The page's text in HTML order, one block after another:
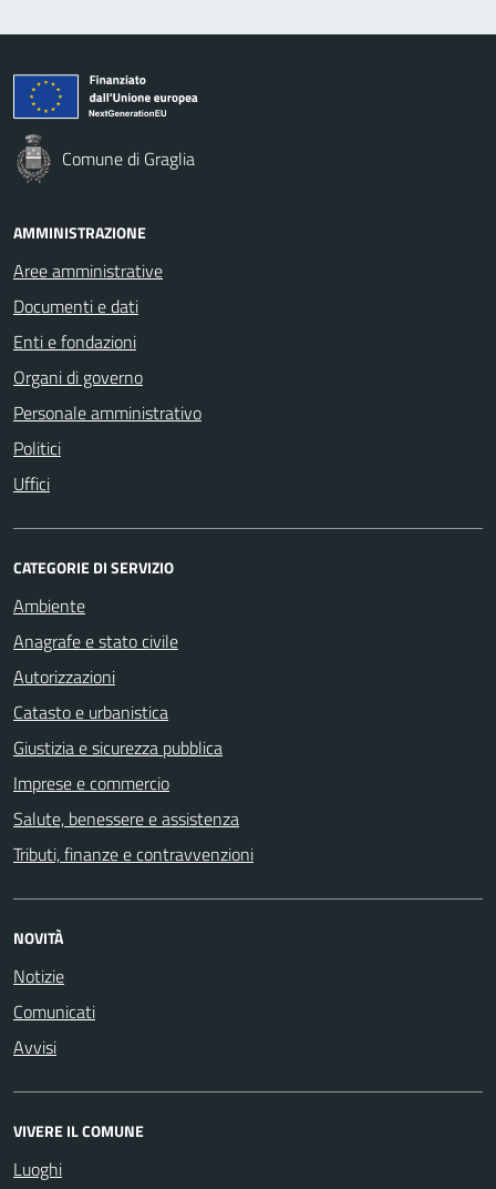
Comune di Graglia
AMMINISTRAZIONE
Aree amministrative
Documenti e dati
Enti e fondazioni
Organi di governo
Personale amministrativo
Politici
Uffici
CATEGORIE DI SERVIZIO
Ambiente
Anagrafe e stato civile
Autorizzazioni
Catasto e urbanistica
Giustizia e sicurezza pubblica
Imprese e commercio
Salute, benessere e assistenza
Tributi, finanze e contravvenzioni
NOVITÀ
Notizie
Comunicati
Avvisi
VIVERE IL COMUNE
Luoghi